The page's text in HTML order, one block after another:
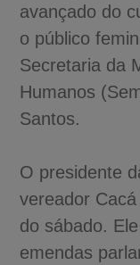
avançado do
o público
Secretaria da
Humanos
Santos.
O presidente
vereador
do sábado.
emendas